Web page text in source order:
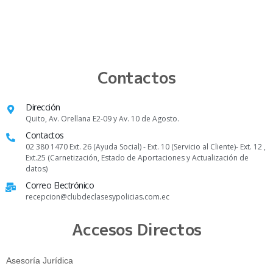
Contactos
Dirección
Quito, Av. Orellana E2-09 y Av. 10 de Agosto.
Contactos
02 380 1470 Ext. 26 (Ayuda Social) - Ext. 10 (Servicio al Cliente)- Ext. 12 ,
Ext.25 (Carnetización, Estado de Aportaciones y Actualización de
datos)
Correo Electrónico
recepcion@clubdeclasesypolicias.com.ec
Accesos Directos
Asesoría Jurídica